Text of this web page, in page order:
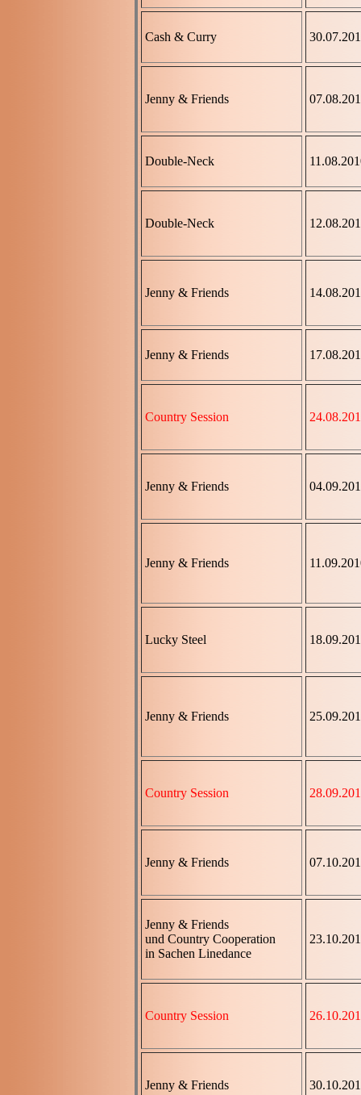
Cash & Curry
Jenny & Friends
Double-Neck
Double-Neck
Jenny & Friends
Jenny & Friends
Country Session
Jenny & Friends
Jenny & Friends
Lucky Steel
Jenny & Friends
Country Session
Jenny & Friends
Jenny & Friends
und Country Cooperation
in Sachen Linedance
Country Session
Jenny & Friends